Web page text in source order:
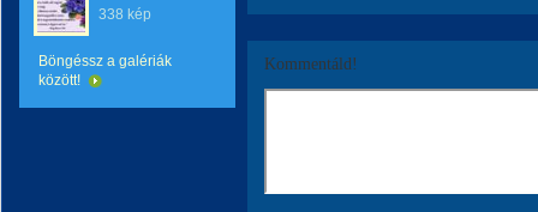
338 kép
Böngéssz a galériák
között!
Kommentáld!